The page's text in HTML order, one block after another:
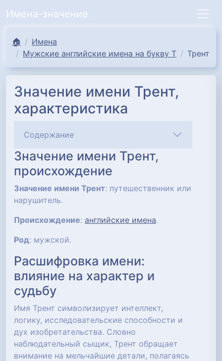
Имена-значение
🏠
Имена
Мужские английские имена на букву Т
Трент
Значение имени Трент,
характеристика
Содержание
Значение имени Трент,
происхождение
Значение имени Трент: путешественник или
нарушитель.
Происхождение: английские имена.
Род: мужской.
Расшифровка имени:
влияние на характер и
судьбу
Имя Трент символизирует интеллект,
логику, исследовательские способности и
дух изобретательства. Словно
наблюдательный сыщик, Трент обращает
внимание на мельчайшие детали, полагаясь